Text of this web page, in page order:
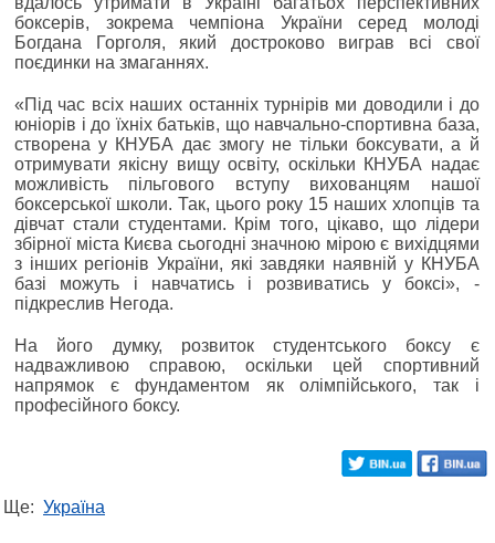
боксерів, зокрема чемпіона України серед молоді
Богдана Горголя, який достроково виграв всі свої
поєдинки на змаганнях.
«Під час всіх наших останніх турнірів ми доводили і до
юніорів і до їхніх батьків, що навчально-спортивна база,
створена у КНУБА дає змогу не тільки боксувати, а й
отримувати якісну вищу освіту, оскільки КНУБА надає
можливість пільгового вступу вихованцям нашої
боксерської школи. Так, цього року 15 наших хлопців та
дівчат стали студентами. Крім того, цікаво, що лідери
збірної міста Києва сьогодні значною мірою є вихідцями
з інших регіонів України, які завдяки наявній у КНУБА
базі можуть і навчатись і розвиватись у боксі», -
підкреслив Негода.
На його думку, розвиток студентського боксу є
надважливою справою, оскільки цей спортивний
напрямок є фундаментом як олімпійського, так і
професійного боксу.
Ще: Україна